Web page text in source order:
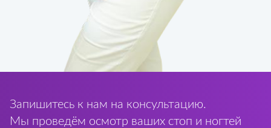
Запишитесь к нам на консультацию.
Мы проведём осмотр ваших стоп и ногтей